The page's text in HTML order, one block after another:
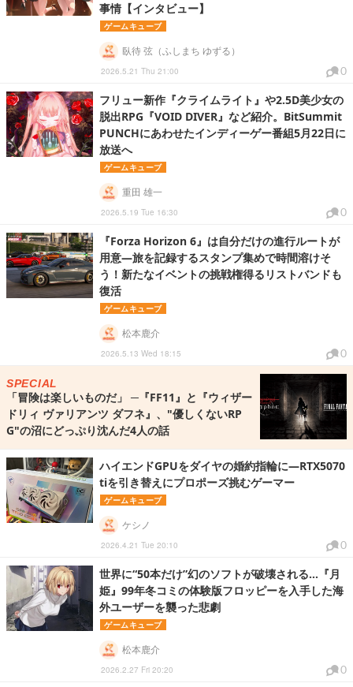
事情【インタビュー】
ゲームキューブ
2026.5.21 Thu 21:00
臥待 弦（ふしまち ゆずる）
0
フリュー新作『クライムライト』や2.5D美少女の
脱出RPG『VOID DIVER』など紹介。BitSummit
PUNCHにあわせたインディーゲー番組5月22日に
放送へ
ゲームキューブ
2026.5.19 Tue 16:30
重田 雄一
0
『Forza Horizon 6』は自分だけの進行ルートが
用意―旅を記録するスタンプ集めで時間溶けそ
う！新たなイベントの挑戦権得るリストバンドも
復活
ゲームキューブ
2026.5.13 Wed 18:15
松本鹿介
0
SPECIAL
「冒険は楽しいものだ」 ─『FF11』と『ウィザー
ドリィ ヴァリアンツ ダフネ』、"優しくないRP
G"の沼にどっぷり沈んだ4人の話
ハイエンドGPUをダイヤの婚約指輪に―RTX5070
tiを引き替えにプロポーズ挑むゲーマー
ゲームキューブ
2026.4.21 Tue 20:10
ケシノ
0
世界に“50本だけ”幻のソフトが破壊される…『月
姫』99年冬コミの体験版フロッピーを入手した海
外ユーザーを襲った悲劇
ゲームキューブ
2026.2.27 Fri 20:20
松本鹿介
0